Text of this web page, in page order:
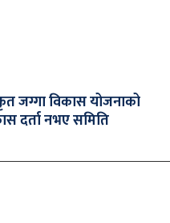
जग्गा विकास योजनाको
दर्ता नभए समिति